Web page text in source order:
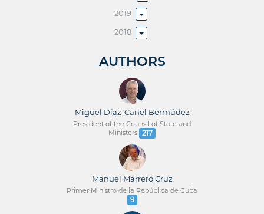
2019
2018
AUTHORS
Miguel Díaz-Canel Bermúdez
President of the Counsil of State and
Ministers 217
Manuel Marrero Cruz
Primer Ministro de la República de Cuba
9